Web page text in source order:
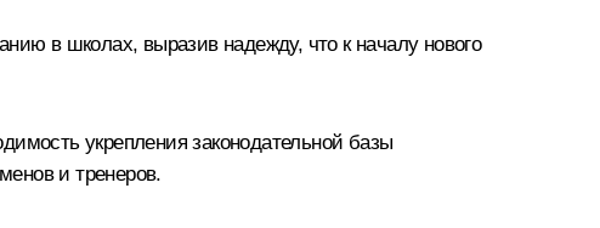
в школах, выразив надежду, что к началу нового
укрепления законодательной базы
и тренеров.